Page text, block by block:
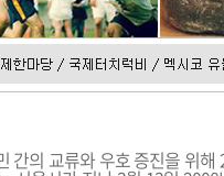
간의 교류와 우호 증진을 위